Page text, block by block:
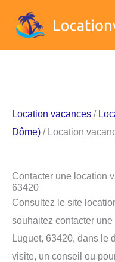
Location vacances /
Dôme) / Location
Contacter une location
63420
Consultez le site
souhaitez contacter
Luguet, 63420, dans le
visite, un conseil ou